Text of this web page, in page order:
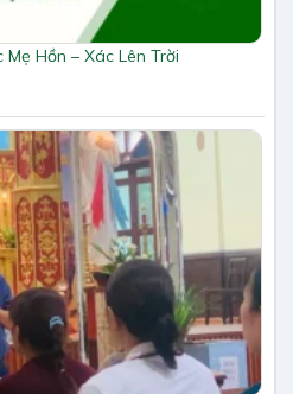
Hồn – Xác Lên Trời